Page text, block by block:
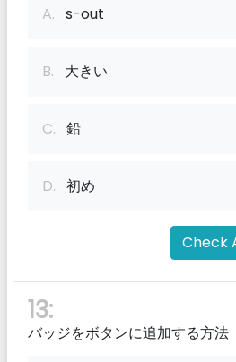
A. s-out
B. 大きい
C. 鉛
D. 初め
Check
13:
バッジをボタンに追加する方法